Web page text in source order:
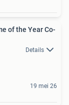
of the Year Co-
Details
19 mei 26